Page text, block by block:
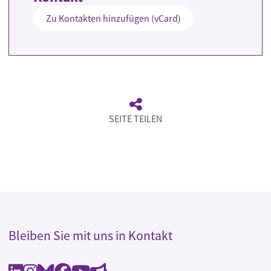
Zu Kontakten hinzufügen (vCard)
SEITE TEILEN
Bleiben Sie mit uns in Kontakt